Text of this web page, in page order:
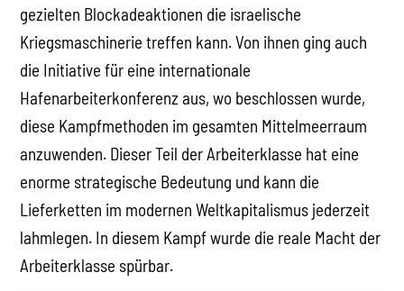
gezielten Blockadeaktionen die israelische
Kriegsmaschinerie treffen kann. Von ihnen ging auch
die Initiative für eine internationale
Hafenarbeiterkonferenz aus, wo beschlossen wurde,
diese Kampfmethoden im gesamten Mittelmeerraum
anzuwenden. Dieser Teil der Arbeiterklasse hat eine
enorme strategische Bedeutung und kann die
Lieferketten im modernen Weltkapitalismus jederzeit
lahmlegen. In diesem Kampf wurde die reale Macht der
Arbeiterklasse spürbar.